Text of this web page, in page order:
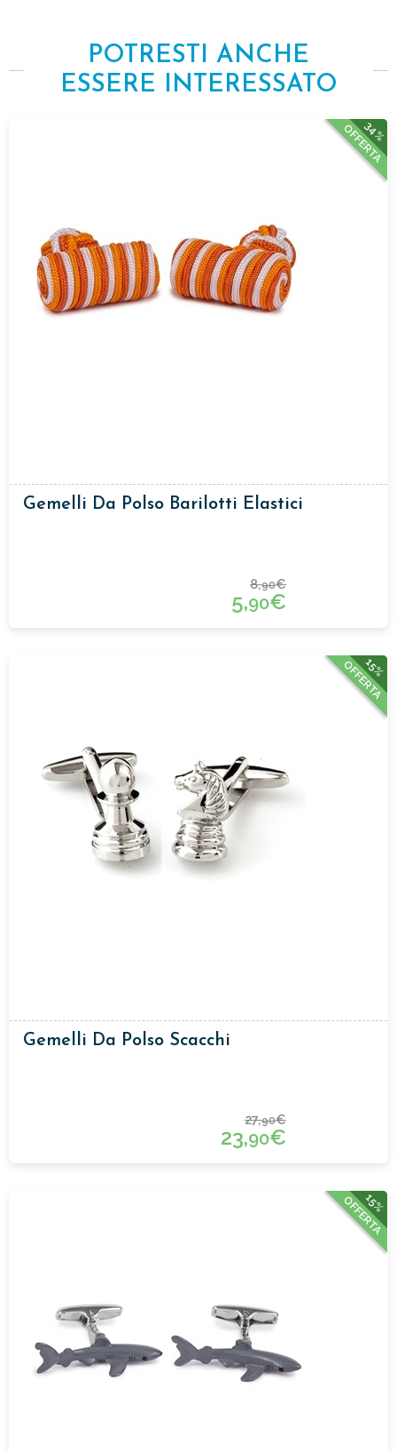
POTRESTI ANCHE
ESSERE INTERESSATO
34%
OFFERTA
Gemelli Da Polso Barilotti Elastici
8,90€
5,90€
15%
OFFERTA
Gemelli Da Polso Scacchi
27,90€
23,90€
15%
OFFERTA